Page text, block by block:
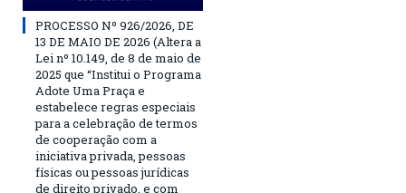
PROCESSO Nº 926/2026, DE
13 DE MAIO DE 2026 (Altera a
Lei nº 10.149, de 8 de maio de
2025 que “Institui o Programa
Adote Uma Praça e
estabelece regras especiais
para a celebração de termos
de cooperação com a
iniciativa privada, pessoas
físicas ou pessoas jurídicas
de direito privado, e com